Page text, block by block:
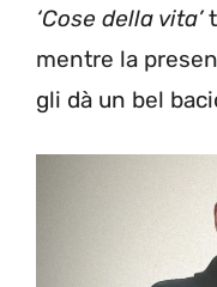
‘Cose della vita’
mentre la
gli dà un bel